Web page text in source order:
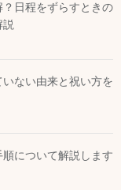
？日程をずらすときの
説
ない由来と祝い方を
について解説します